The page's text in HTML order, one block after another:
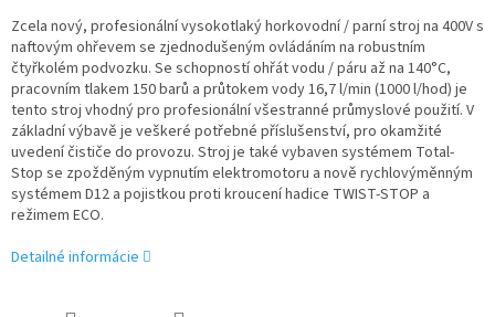
Zcela nový, profesionální vysokotlaký horkovodní / parní stroj na 400V s
naftovým ohřevem se zjednodušeným ovládáním na robustním
čtyřkolém podvozku. Se schopností ohřát vodu / páru až na 140°C,
pracovním tlakem 150 barů a průtokem vody 16,7 l/min (1000 l/hod) je
tento stroj vhodný pro profesionální všestranné průmyslové použití. V
základní výbavě je veškeré potřebné příslušenství, pro okamžité
uvedení čističe do provozu. Stroj je také vybaven systémem Total-
Stop se zpožděným vypnutím elektromotoru a nově rychlovýměnným
systémem D12 a pojistkou proti kroucení hadice TWIST-STOP a
režimem ECO.
Detailné informácie